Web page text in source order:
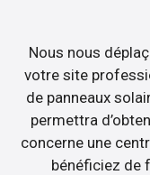
Nous nous
votre site
de panneaux
permettra
concerne une
bénéficiez de